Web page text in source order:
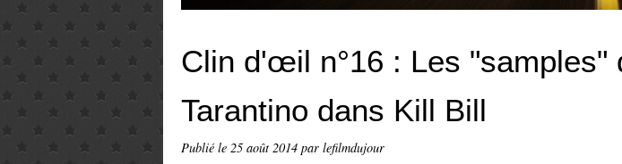
Clin d'œil n°16 : Les "samples"
Tarantino dans Kill Bill
Publié le 25 août 2014 par lefilmdujour